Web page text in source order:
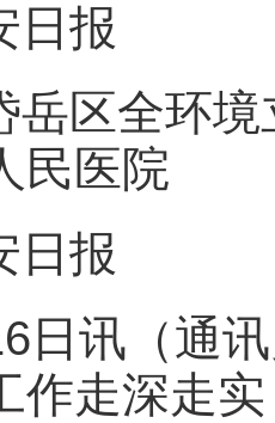
日报
岳区全环
民医院
日报
日讯（通
作走深走